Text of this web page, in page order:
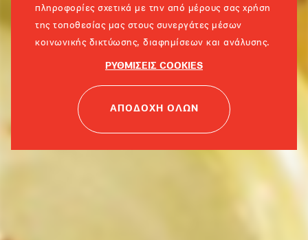
πληροφορίες σχετικά με την από μέρους σας χρήση
της τοποθεσίας μας στους συνεργάτες μέσων
κοινωνικής δικτύωσης, διαφημίσεων και ανάλυσης.
ΡΥΘΜΙΣΕΙΣ COOKIES
ΑΠΟΔΟΧΗ ΟΛΩΝ